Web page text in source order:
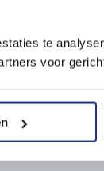
te
voor